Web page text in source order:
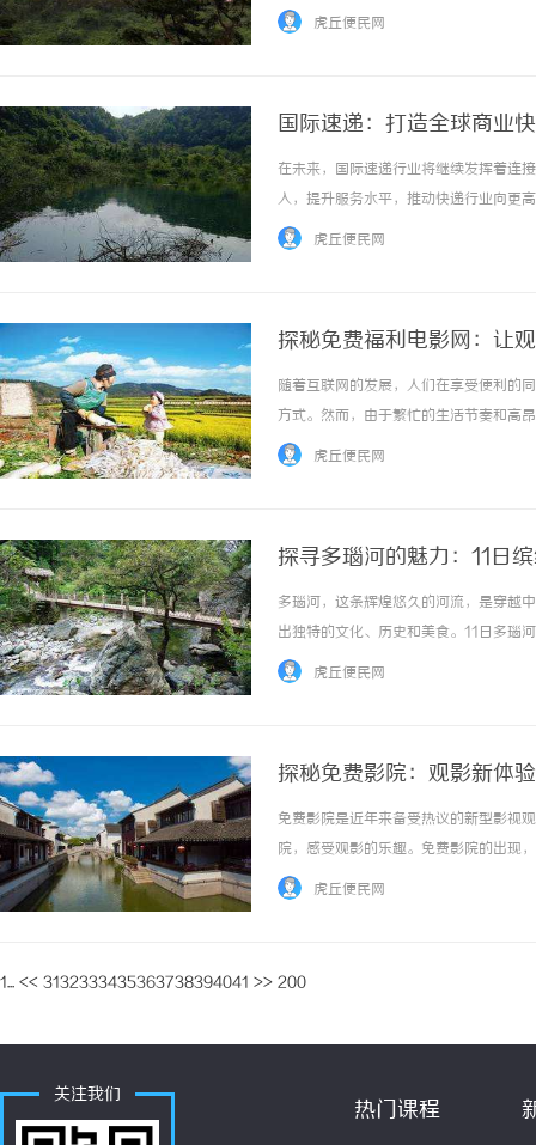
效率、降低成本、优化资源配置。本文
虎丘便民网
国际速递：打造全球商业
在未来，国际速递行业将继续发挥着连
入，提升服务水平，推动快递行业向更
速递公司将加强合作，共同应对挑战，
虎丘便民网
探秘免费福利电影网：让
随着互联网的发展，人们在享受便利的
方式。然而，由于繁忙的生活节奏和高
应运而生，为广大观众提供了一个便捷
虎丘便民网
探寻多瑙河的魅力：11日
多瑙河，这条辉煌悠久的河流，是穿越
出独特的文化、历史和美食。11日多瑙
了解11日多瑙河缤纷之旅，探寻沿途的
虎丘便民网
探秘免费影院：观影新体验
免费影院是近年来备受热议的新型影视
院，感受观影的乐趣。免费影院的出现
免费观看各种最新电影、电视剧和综艺
虎丘便民网
1... << 3132333435363738394041 >> 200
关注我们
热门课程